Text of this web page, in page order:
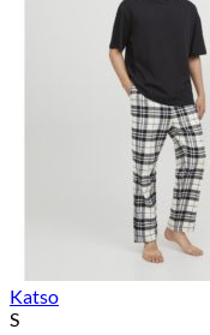
Katso
S